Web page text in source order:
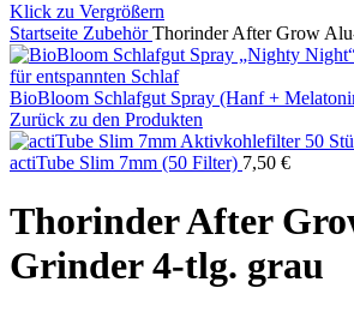
Klick zu Vergrößern
Startseite ZubehörThorinder After Grow
BioBloom Schlafgut Spray (Hanf +
Zurück zu den Produkten
actiTube Slim 7mm (50 Filter) 7,50 €
Thorinder After
Grinder 4-tlg. grau